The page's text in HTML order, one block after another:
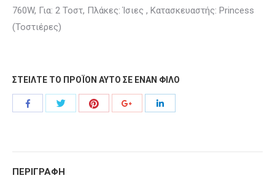
760W, Για: 2 Τοστ, Πλάκες: Ίσιες , Κατασκευαστής: Princess
(Τοστιέρες)
ΣΤΕΙΛΤΕ ΤΟ ΠΡΟΪΟΝ ΑΥΤΟ ΣΕ ΕΝΑΝ ΦΙΛΟ
Share
Share
Share
Share
ΠΕΡΙΓΡΑΦΗ